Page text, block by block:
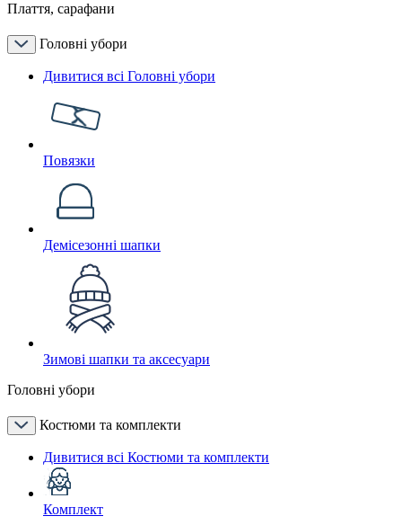
Плаття, сарафани
Головні убори
Дивитися всі Головні убори
Повязки
Демісезонні шапки
Зимові шапки та аксесуари
Головні убори
Костюми та комплекти
Дивитися всі Костюми та комплекти
Комплект